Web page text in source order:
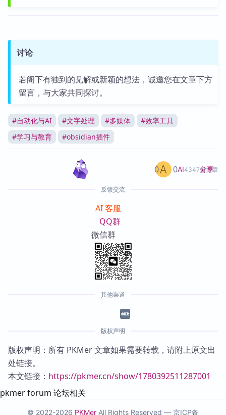
讨论
若阁下有独到的见解或新颖的想法，诚邀您在文章下方
留言，与大家共同探讨。
#自动化与AI #文字处理 #多媒体 #效率工具
#学习与教育 #obsidian插件
AI4347篇文章
0 0 分享
反馈交流
AI 客服
QQ群
微信群
其他渠道
版权声明
版权声明：所有 PKMer 文章如果需要转载，请附上原文出
处链接。
本文链接： https://pkmer.cn/show/1780392511287001
pkmer forum 论坛相关
© 2022-2026 PKMer All Rights Reserved — 京ICP备